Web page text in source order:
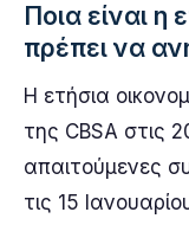
Ποια είναι
πρέπει να
Η ετήσια
της CBSA στις
απαιτούμενες
τις 15